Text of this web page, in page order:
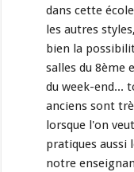
dans cette
les autres
bien la
salles du 8ème
du week-end...
anciens sont
lorsque l'on
pratiques aussi
notre